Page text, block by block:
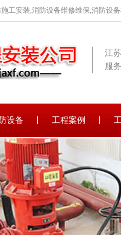
工安装,消防设备维修维保,消防设
江
服
设备 工程案例